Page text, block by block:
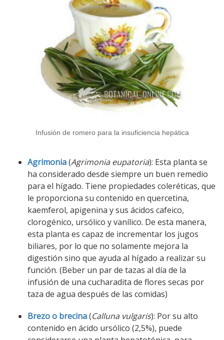
Infusión de romero para la insuficiencia hepática
Agrimonia(Agrimonia eupatoria): Esta planta se
ha considerado desde siempre un buen remedio
para el hígado. Tiene propiedades coleréticas, que
le proporciona su contenido en quercetina,
kaemferol, apigenina y sus ácidos cafeico,
clorogénico, ursólico y vanílico. De esta manera,
esta planta es capaz de incrementar los jugos
biliares, por lo que no solamente mejora la
digestión sino que ayuda al hígado a realizar su
función. (Beber un par de tazas al día de la
infusión de una cucharadita de flores secas por
taza de agua después de las comidas)
Brezo o brecina(Calluna vulgaris): Por su alto
contenido en ácido ursólico (2,5%), puede